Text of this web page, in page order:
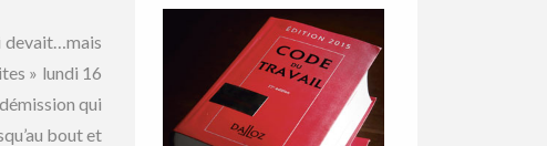
devait…mais
» lundi 16
qui
bout et